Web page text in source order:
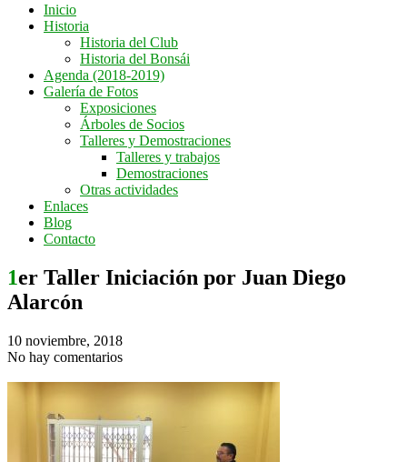
Inicio
Historia
Historia del Club
Historia del Bonsái
Agenda (2018-2019)
Galería de Fotos
Exposiciones
Árboles de Socios
Talleres y Demostraciones
Talleres y trabajos
Demostraciones
Otras actividades
Enlaces
Blog
Contacto
1er Taller Iniciación por Juan Diego
Alarcón
10 noviembre, 2018
No hay comentarios